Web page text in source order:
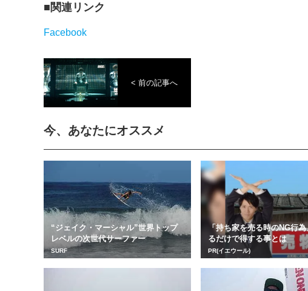
関連リンク
Facebook
< 前の記事へ
今、あなたにオススメ
“ジェイク・マーシャル”世界トップ
レベルの次世代サーファー
SURF
「持ち家を売る時のNG行
るだけで得する事とは
PR(イエウール)